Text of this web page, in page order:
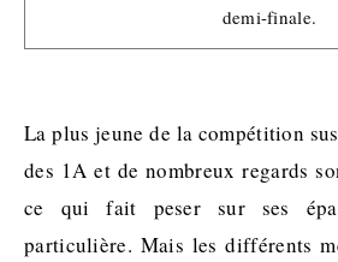
demi-finale.
La plus jeune de la compétition
des 1A et de nombreux regards
ce qui fait peser sur ses
particulière. Mais les différents